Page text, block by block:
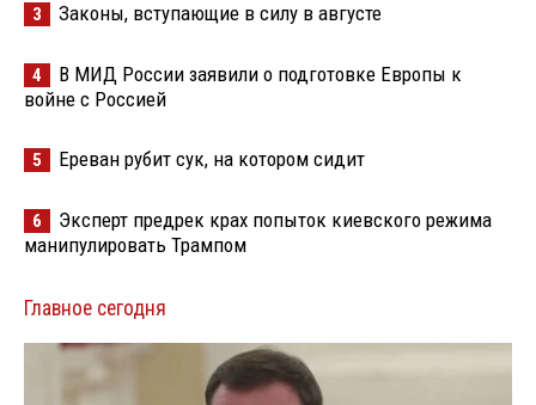
3 Законы, вступающие в силу в августе
4
В МИД России заявили о подготовке Европы к
войне с Россией
5 Ереван рубит сук, на котором сидит
6
Эксперт предрек крах попыток киевского режима
манипулировать Трампом
Главное сегодня